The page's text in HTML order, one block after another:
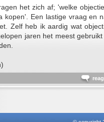
het zich af; 'welke
kopen'. Een lastige vraag en
Zelf heb ik aardig wat
jaren het meest